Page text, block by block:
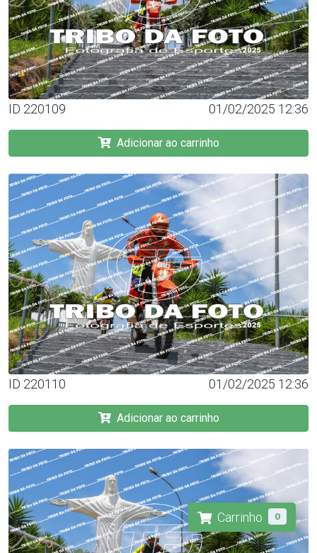
Carrinho 0
ID 220109 01/02/2025 12:36
Adicionar ao carrinho
ID 220110 01/02/2025 12:36
Adicionar ao carrinho